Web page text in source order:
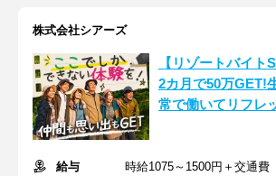
株式会社シアーズ
【リゾートバイト
2カ月で50万GET!
常で働いてリフレ
給与
時給1075～1500円＋交通費